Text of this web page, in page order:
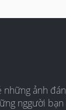
những ảnh
nggười bạn